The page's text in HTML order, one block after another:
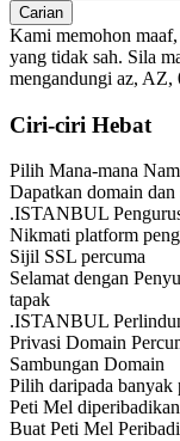
Carian
Kami memohon
yang tidak sah. Sila
mengandungi az, AZ,
Ciri-ciri Hebat
Pilih Mana-mana
Dapatkan domain
.ISTANBUL
Nikmati platform
Sijil SSL percuma
Selamat dengan
tapak
.ISTANBUL
Privasi Domain
Sambungan Domain
Pilih daripada
Peti Mel diperibadikan
Buat Peti Mel